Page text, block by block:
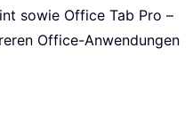
sowie Office Tab Pro –
Office-Anwendungen